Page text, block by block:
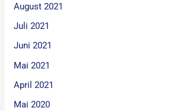
August 2021
Juli 2021
Juni 2021
Mai 2021
April 2021
Mai 2020